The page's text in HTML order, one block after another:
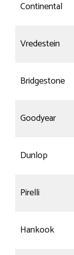
Continental
Vredestein
Bridgestone
Goodyear
Dunlop
Pirelli
Hankook